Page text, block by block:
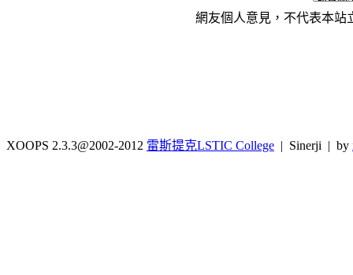
網友個人意見，不代表本站
XOOPS 2.3.3@2002-2012 雷斯提克LSTIC College | Sinerji | by